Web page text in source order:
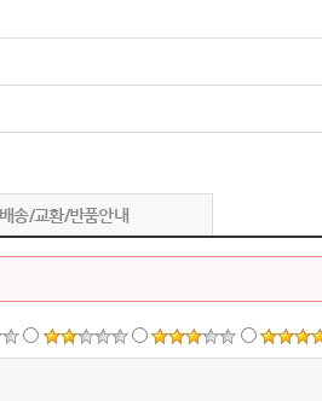
배송/교환/반품안내